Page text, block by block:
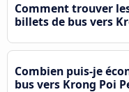
Comment trouver
billets de bus vers
Combien puis-je
bus vers Krong Poi